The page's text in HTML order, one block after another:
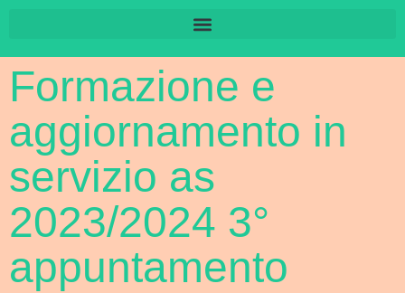
Formazione e
aggiornamento in
servizio as
2023/2024 3°
appuntamento